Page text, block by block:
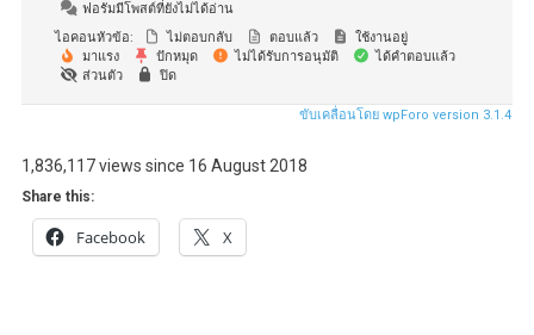
ฟอรัมมีโพสต์ที่ยังไม่ได้อ่าน
ไอคอนหัวข้อ:
ไม่ตอบกลับ ตอบแล้ว
ใช้งานอยู่
มาแรง
ปักหมุด ไม่ได้รับการอนุมัติ
ได้คำตอบแล้ว
ส่วนตัว
ปิด
ขับเคลื่อนโดย wpForo version 3.1.4
1,836,117 views since 16 August 2018
Share this:
Facebook X